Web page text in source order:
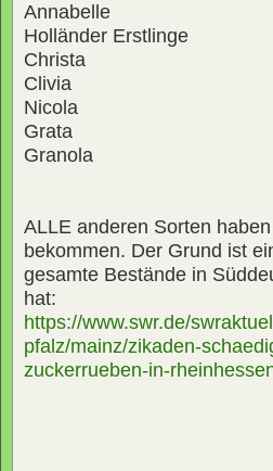
Annabelle
Holländer Erstlinge
Christa
Clivia
Nicola
Grata
Granola
ALLE anderen Sorten
bekommen. Der Grund ist
gesamte Bestände in
hat:
https://www.swr.de/
pfalz/mainz/zikaden-
zuckerrueben-in-